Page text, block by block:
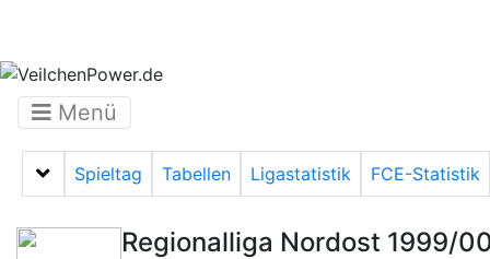
Menü
Menü auf-/zuklappen
Spieltag Tabellen Ligastatistik FCE-Statistik
Regionalliga Nordost 1999/